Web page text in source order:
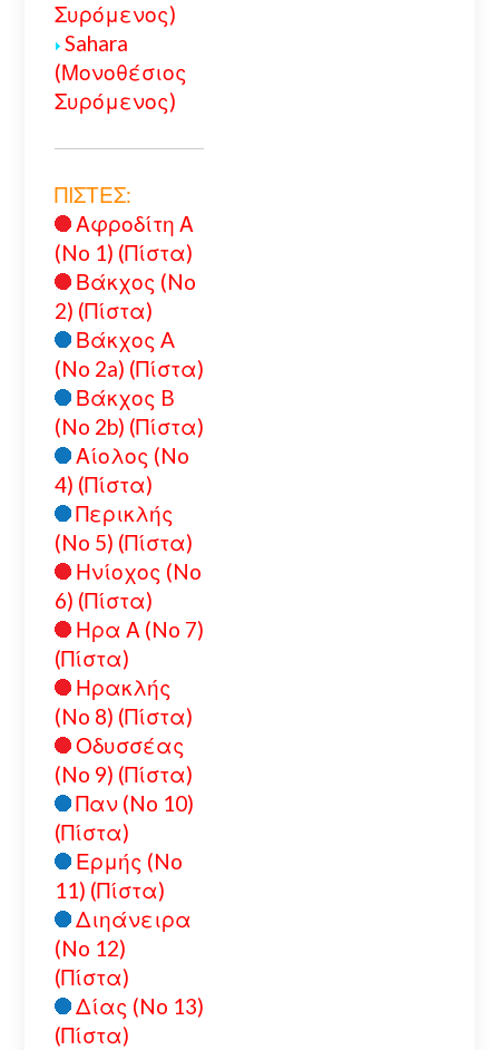
Συρόμενος)
Sahara
(Μονοθέσιος
Συρόμενος)
ΠΙΣΤΕΣ:
Αφροδίτη Α
(No 1) (Πίστα)
Βάκχος (No
2) (Πίστα)
Βάκχος A
(No 2a) (Πίστα)
Βάκχος B
(No 2b) (Πίστα)
Αίολος (No
4) (Πίστα)
Περικλής
(No 5) (Πίστα)
Ηνίοχος (No
6) (Πίστα)
Ηρα Α (No 7)
(Πίστα)
Ηρακλής
(No 8) (Πίστα)
Οδυσσέας
(No 9) (Πίστα)
Παν (No 10)
(Πίστα)
Ερμής (No
11) (Πίστα)
Διηάνειρα
(No 12)
(Πίστα)
Δίας (No 13)
(Πίστα)